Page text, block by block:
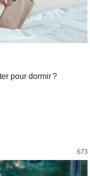
pour dormir ?
673